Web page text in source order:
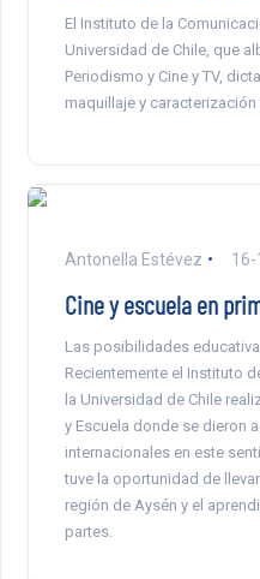
El Instituto de la
Universidad de Chile, que
Periodismo y Cine y TV,
maquillaje y
Antonella Estévez
Cine y escuela en
Las posibilidades
Recientemente el Instituto
la Universidad de Chile
y Escuela donde se dieron
internacionales en este
tuve la oportunidad de
región de Aysén y el
partes.